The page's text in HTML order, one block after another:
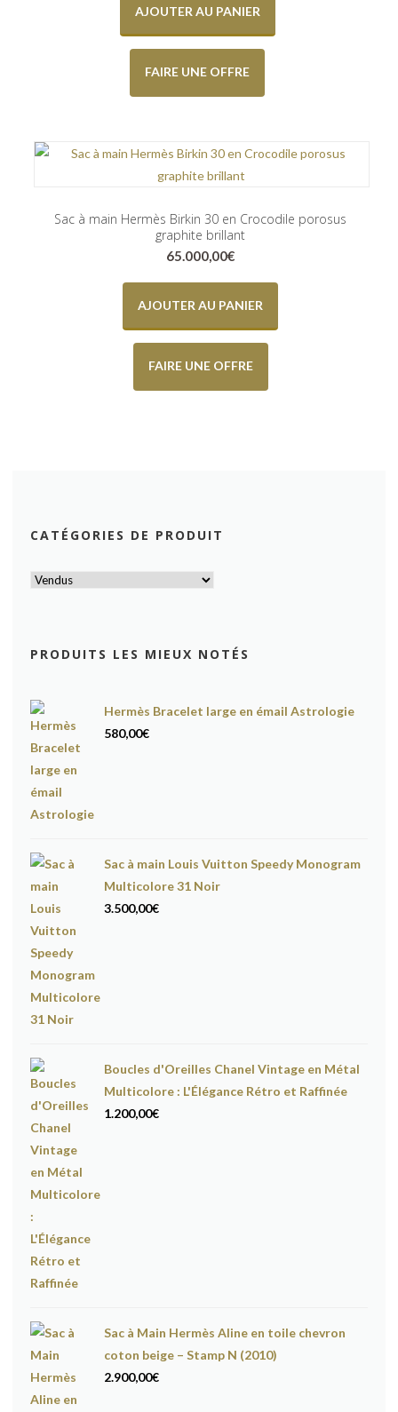
AJOUTER AU PANIER
FAIRE UNE OFFRE
Sac à main Hermès Birkin 30 en Crocodile porosus
graphite brillant
65.000,00€
AJOUTER AU PANIER
FAIRE UNE OFFRE
CATÉGORIES DE PRODUIT
PRODUITS LES MIEUX NOTÉS
Hermès Bracelet large en émail Astrologie
580,00€
Sac à main Louis Vuitton Speedy Monogram
Multicolore 31 Noir
3.500,00€
Boucles d'Oreilles Chanel Vintage en Métal
Multicolore : L'Élégance Rétro et Raffinée
1.200,00€
Sac à Main Hermès Aline en toile chevron
coton beige – Stamp N (2010)
2.900,00€